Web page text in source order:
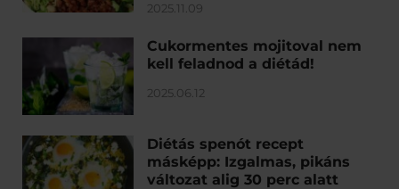
2025.11.09
Cukormentes mojitoval nem
kell feladnod a diétád!
2025.06.12
Diétás spenót recept
másképp: Izgalmas, pikáns
változat alig 30 perc alatt